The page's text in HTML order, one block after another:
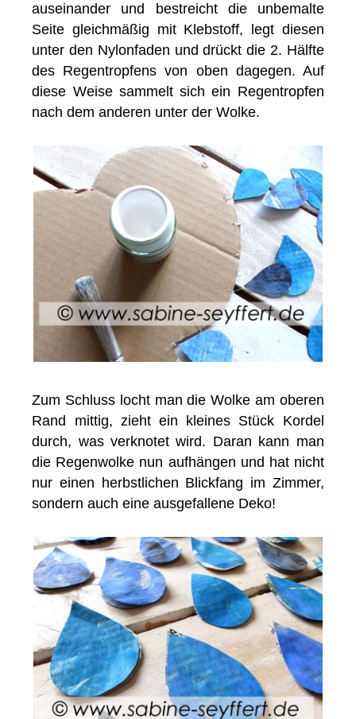
auseinander und bestreicht die unbemalte
Seite gleichmäßig mit Klebstoff, legt diesen
unter den Nylonfaden und drückt die 2. Hälfte
des Regentropfens von oben dagegen. Auf
diese Weise sammelt sich ein Regentropfen
nach dem anderen unter der Wolke.
Zum Schluss locht man die Wolke am oberen
Rand mittig, zieht ein kleines Stück Kordel
durch, was verknotet wird. Daran kann man
die Regenwolke nun aufhängen und hat nicht
nur einen herbstlichen Blickfang im Zimmer,
sondern auch eine ausgefallene Deko!